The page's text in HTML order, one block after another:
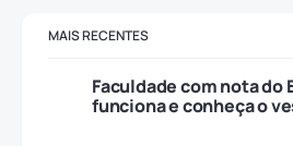
MAIS RECENTES
Faculdade com nota do
funciona e conheça o